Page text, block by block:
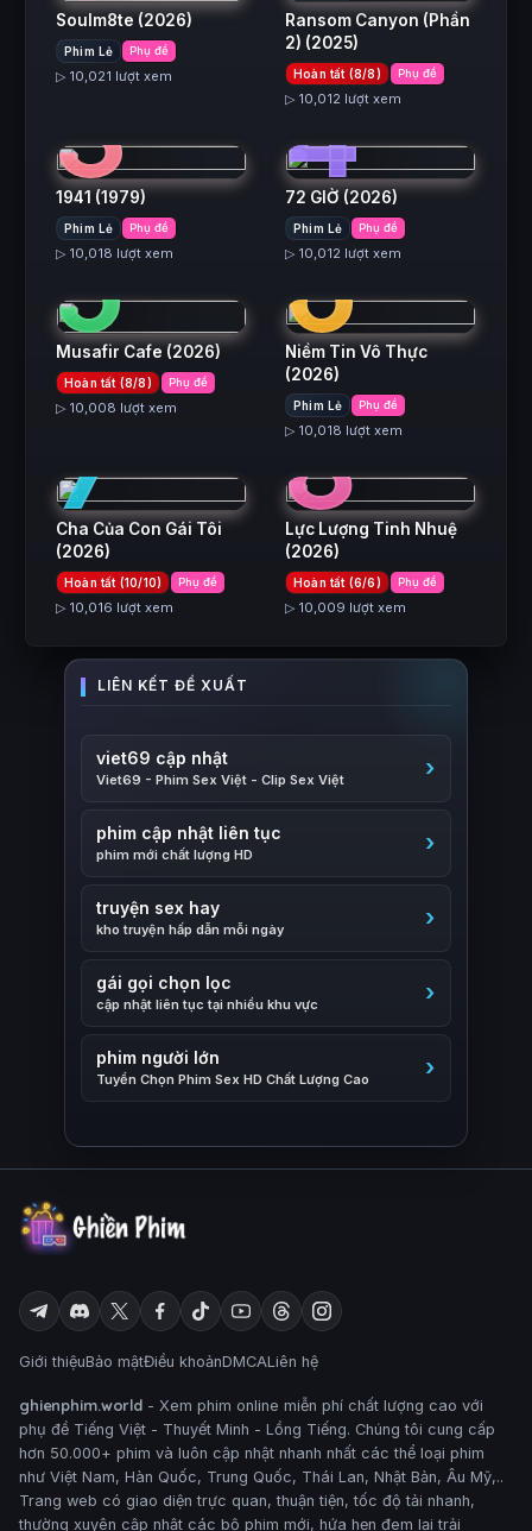
Soulm8te (2026)
Phim Lẻ Phụ đề
▷ 10,021 lượt xem
Ransom Canyon (Phần
2) (2025)
Hoàn tất (8/8) Phụ đề
▷ 10,012 lượt xem
3
1941 (1979)
Phim Lẻ Phụ đề
▷ 10,018 lượt xem
4
72 GIỜ (2026)
Phim Lẻ Phụ đề
▷ 10,012 lượt xem
5
Musafir Cafe (2026)
Hoàn tất (8/8) Phụ đề
▷ 10,008 lượt xem
6
Niềm Tin Vô Thực
(2026)
Phim Lẻ Phụ đề
▷ 10,018 lượt xem
7
Cha Của Con Gái Tôi
(2026)
Hoàn tất (10/10) Phụ đề
▷ 10,016 lượt xem
8
Lực Lượng Tinh Nhuệ
(2026)
Hoàn tất (6/6) Phụ đề
▷ 10,009 lượt xem
viet69 cập nhật
Viet69 - Phim Sex Việt - Clip Sex Việt
phim cập nhật liên tục
phim mới chất lượng HD
truyện sex hay
kho truyện hấp dẫn mỗi ngày
gái gọi chọn lọc
cập nhật liên tục tại nhiều khu vực
phim người lớn
Tuyển Chọn Phim Sex HD Chất Lượng Cao
Giới thiệuBảo mậtĐiều khoảnDMCALiên hệ
ghienphim.world - Xem phim online miễn phí chất lượng cao với
phụ đề Tiếng Việt - Thuyết Minh - Lồng Tiếng. Chúng tôi cung cấp
hơn 50.000+ phim và luôn cập nhật nhanh nhất các thể loại phim
như Việt Nam, Hàn Quốc, Trung Quốc, Thái Lan, Nhật Bản, Âu Mỹ,..
Trang web có giao diện trực quan, thuận tiện, tốc độ tải nhanh,
thường xuyên cập nhật các bộ phim mới, hứa hẹn đem lại trải